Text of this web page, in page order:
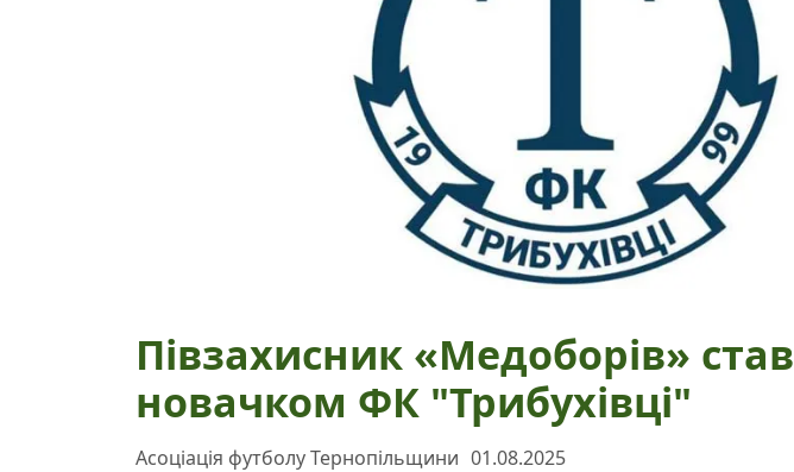
Півзахисник «Медоборів» став
новачком ФК "Трибухівці"
Асоціація футболу Тернопільщини 01.08.2025